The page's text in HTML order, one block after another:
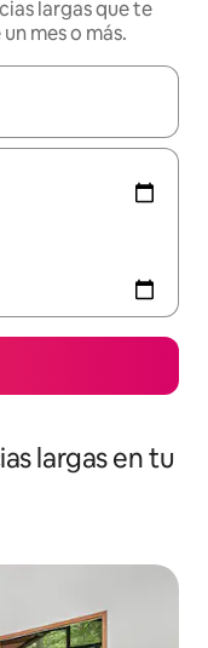
largas que te
mes o más.
podrás navegar
largas en tu